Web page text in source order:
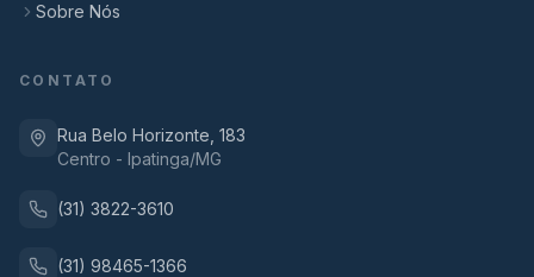
Sobre Nós
CONTATO
Rua Belo Horizonte, 183
Centro - Ipatinga/MG
(31) 3822-3610
(31) 98465-1366